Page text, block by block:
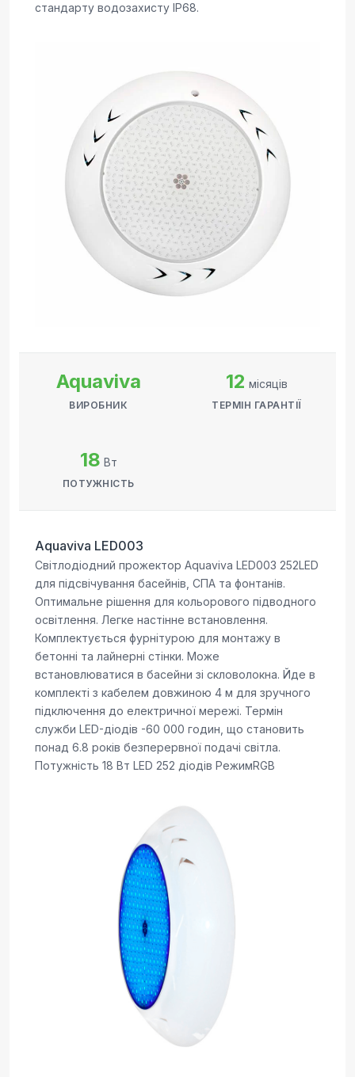
стандарту водозахисту IP68.
Aquaviva
ВИРОБНИК
12 місяців
ТЕРМІН ГАРАНТІЇ
18 Вт
ПОТУЖНІСТЬ
Aquaviva LED003
Світлодіодний прожектор Aquaviva LED003 252LED
для підсвічування басейнів, СПА та фонтанів.
Оптимальне рішення для кольорового підводного
освітлення. Легке настінне встановлення.
Комплектується фурнітурою для монтажу в
бетонні та лайнерні стінки. Може
встановлюватися в басейни зі скловолокна. Йде в
комплекті з кабелем довжиною 4 м для зручного
підключення до електричної мережі. Термін
служби LED-діодів -60 000 годин, що становить
понад 6.8 років безперервної подачі світла.
Потужність 18 Вт LED 252 діодів РежимRGB